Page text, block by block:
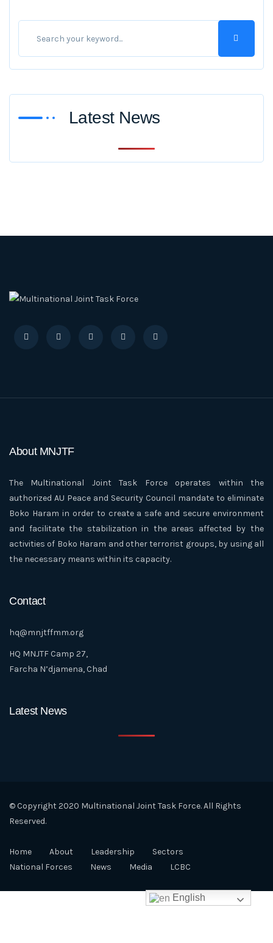
Latest News
About MNJTF
The Multinational Joint Task Force operates within the
authorized AU Peace and Security Council mandate to eliminate
Boko Haram in order to create a safe and secure environment
and facilitate the stabilization in the areas affected by the
activities of Boko Haram and other terrorist groups, by using all
the necessary means within its capacity.
Contact
hq@mnjtffmm.org
HQ MNJTF Camp 27,
Farcha N’djamena, Chad
Latest News
© Copyright 2020 Multinational Joint Task Force. All Rights
Reserved.
Home About Leadership
Sectors
National Forces
News Media LCBC
English